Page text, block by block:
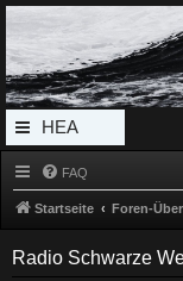
Radio Schwarze Welle
Das Radio mit den Besten
HEA
DERL
MEN
U
FAQ
Startseite Foren-
Radio Schwarze